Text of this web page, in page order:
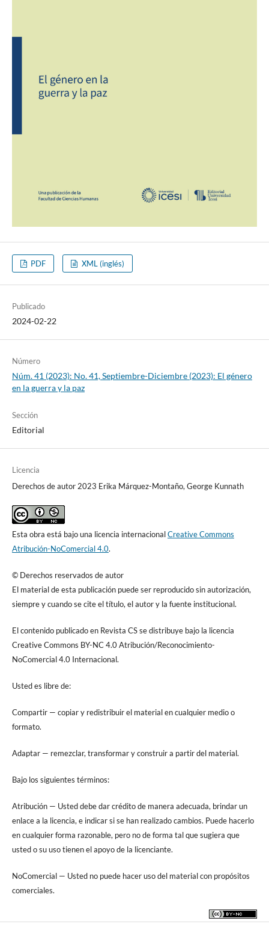
PDF XML (inglés)
Publicado
2024-02-22
Número
Núm. 41 (2023): No. 41, Septiembre-Diciembre (2023): El género
en la guerra y la paz
Sección
Editorial
Licencia
Derechos de autor 2023 Erika Márquez-Montaño, George Kunnath
Esta obra está bajo una licencia internacionalCreative Commons
Atribución-NoComercial 4.0.
© Derechos reservados de autor
El material de esta publicación puede ser reproducido sin autorización,
siempre y cuando se cite el título, el autor y la fuente institucional.
El contenido publicado en Revista CS se distribuye bajo la licencia
Creative Commons BY-NC 4.0 Atribución/Reconocimiento-
NoComercial 4.0 Internacional.
Usted es libre de:
Compartir — copiar y redistribuir el material en cualquier medio o
formato.
Adaptar — remezclar, transformar y construir a partir del material.
Bajo los siguientes términos:
Atribución — Usted debe dar crédito de manera adecuada, brindar un
enlace a la licencia, e indicar si se han realizado cambios. Puede hacerlo
en cualquier forma razonable, pero no de forma tal que sugiera que
usted o su uso tienen el apoyo de la licenciante.
NoComercial — Usted no puede hacer uso del material con propósitos
comerciales.